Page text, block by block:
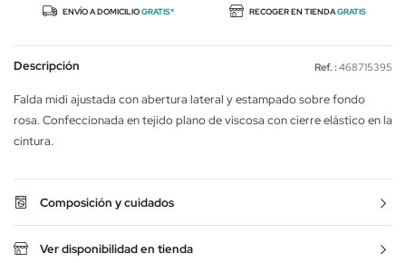
ENVÍO A DOMICILIOGRATIS* RECOGER EN TIENDAGRATIS
Descripción Ref. : 468715395
Falda midi ajustada con abertura lateral y estampado sobre fondo
rosa. Confeccionada en tejido plano de viscosa con cierre elástico en la
cintura.
Composición y cuidados
Ver disponibilidad en tienda